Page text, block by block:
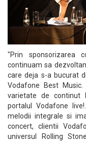
"Prin sponsorizarea
continuam sa
care deja s-a bucurat
Vodafone Best
varietate de continut
portalul Vodafone
melodii integrale si
concert, clientii
universul Rolling